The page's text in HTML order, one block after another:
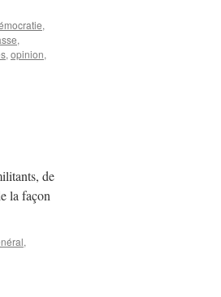
,
,
, opinion,
de
la façon
,